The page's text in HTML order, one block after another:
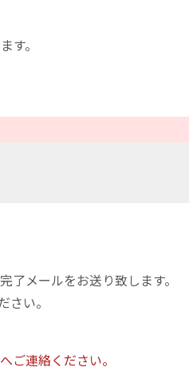
す。
メールをお送り致します。
い。
連絡ください。